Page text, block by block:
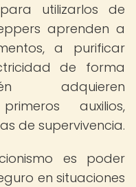
utilizarlos de
aprenden a
a purificar
de forma
adquieren
auxilios,
de supervivencia.
es poder
en situaciones